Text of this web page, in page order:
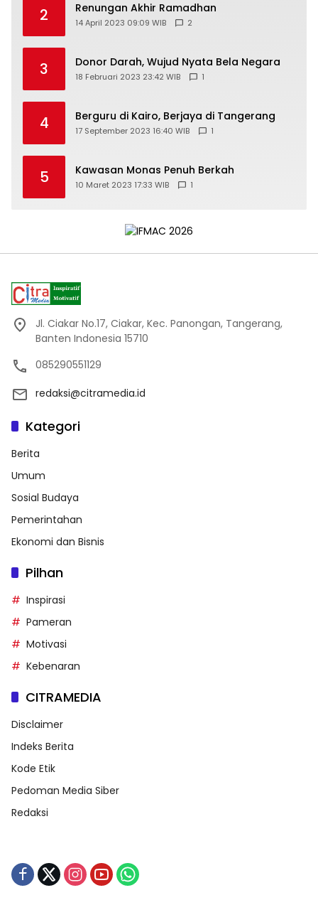
2 Renungan Akhir Ramadhan
14 April 2023 09:09 WIB 2
3 Donor Darah, Wujud Nyata Bela Negara
18 Februari 2023 23:42 WIB 1
4 Berguru di Kairo, Berjaya di Tangerang
17 September 2023 16:40 WIB 1
5 Kawasan Monas Penuh Berkah
10 Maret 2023 17:33 WIB 1
Jl. Ciakar No.17, Ciakar, Kec. Panongan, Tangerang,
Banten Indonesia 15710
085290551129
redaksi@citramedia.id
Kategori
Berita
Umum
Sosial Budaya
Pemerintahan
Ekonomi dan Bisnis
Pilhan
Inspirasi
Pameran
Motivasi
Kebenaran
CITRAMEDIA
Disclaimer
Indeks Berita
Kode Etik
Pedoman Media Siber
Redaksi